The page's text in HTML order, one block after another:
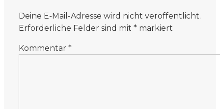
Deine E-Mail-Adresse wird nicht veröffentlicht.
Erforderliche Felder sind mit * markiert
Kommentar *